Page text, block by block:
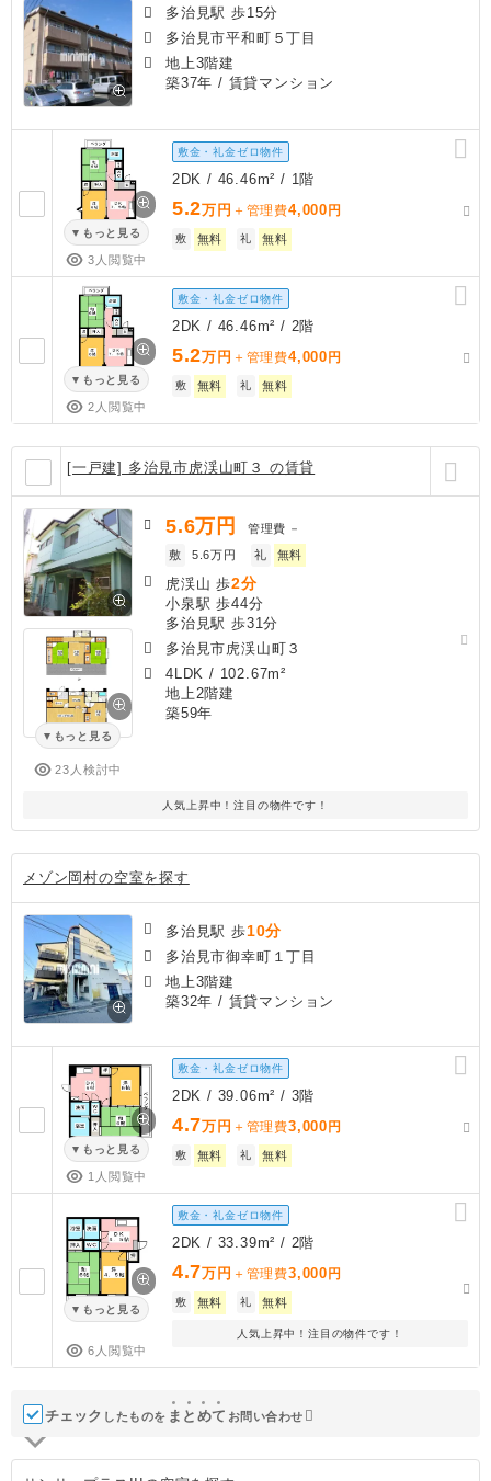
多治見駅 歩15分
多治見市平和町５丁目
地上3階建
築37年 / 賃貸マンション
もっと見る
3人閲覧中
敷金・礼金ゼロ物件
2DK / 46.46m² / 1階
5.2万円 ＋管理費4,000 円
敷 無料 礼 無料
もっと見る
2人閲覧中
敷金・礼金ゼロ物件
2DK / 46.46m² / 2階
5.2万円 ＋管理費4,000 円
敷 無料 礼 無料
[一戸建] 多治見市虎渓山町３ の賃貸
もっと見る
23人検討中
5.6万円 管理費 －
敷
5.6万円 礼 無料
虎渓山 歩2分
小泉駅 歩44分
多治見駅 歩31分
多治見市虎渓山町３
4LDK / 102.67m²
地上2階建
築59年
人気上昇中！注目の物件です！
メゾン岡村の空室を探す
多治見駅 歩10分
多治見市御幸町１丁目
地上3階建
築32年 / 賃貸マンション
もっと見る
1人閲覧中
敷金・礼金ゼロ物件
2DK / 39.06m² / 3階
4.7万円 ＋管理費3,000 円
敷 無料 礼 無料
もっと見る
6人閲覧中
敷金・礼金ゼロ物件
2DK / 33.39m² / 2階
4.7万円 ＋管理費3,000 円
敷 無料 礼 無料
人気上昇中！注目の物件です！
チェック したものを ま と めて お問い合わせ